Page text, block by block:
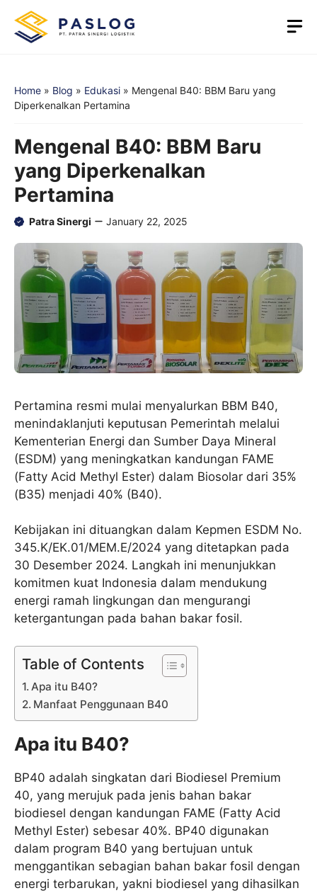
content
Home » Blog » Edukasi » Mengenal B40: BBM Baru yang
Diperkenalkan Pertamina
Mengenal B40: BBM Baru
yang Diperkenalkan
Pertamina
Patra Sinergi January 22, 2025
Pertamina resmi mulai menyalurkan BBM B40,
menindaklanjuti keputusan Pemerintah melalui
Kementerian Energi dan Sumber Daya Mineral
(ESDM) yang meningkatkan kandungan FAME
(Fatty Acid Methyl Ester) dalam Biosolar dari 35%
(B35) menjadi 40% (B40).
Kebijakan ini dituangkan dalam Kepmen ESDM No.
345.K/EK.01/MEM.E/2024 yang ditetapkan pada
30 Desember 2024. Langkah ini menunjukkan
komitmen kuat Indonesia dalam mendukung
energi ramah lingkungan dan mengurangi
ketergantungan pada bahan bakar fosil.
Table of Contents
Apa itu B40?
Manfaat Penggunaan B40
Apa itu B40?
BP40 adalah singkatan dari Biodiesel Premium
40, yang merujuk pada jenis bahan bakar
biodiesel dengan kandungan FAME (Fatty Acid
Methyl Ester) sebesar 40%. BP40 digunakan
dalam program B40 yang bertujuan untuk
menggantikan sebagian bahan bakar fosil dengan
energi terbarukan, yakni biodiesel yang dihasilkan